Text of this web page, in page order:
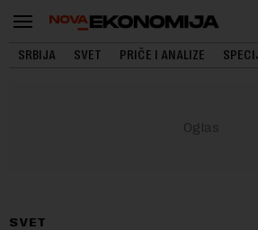
SRBIJA SVET PRIČE I ANALIZE
SVET